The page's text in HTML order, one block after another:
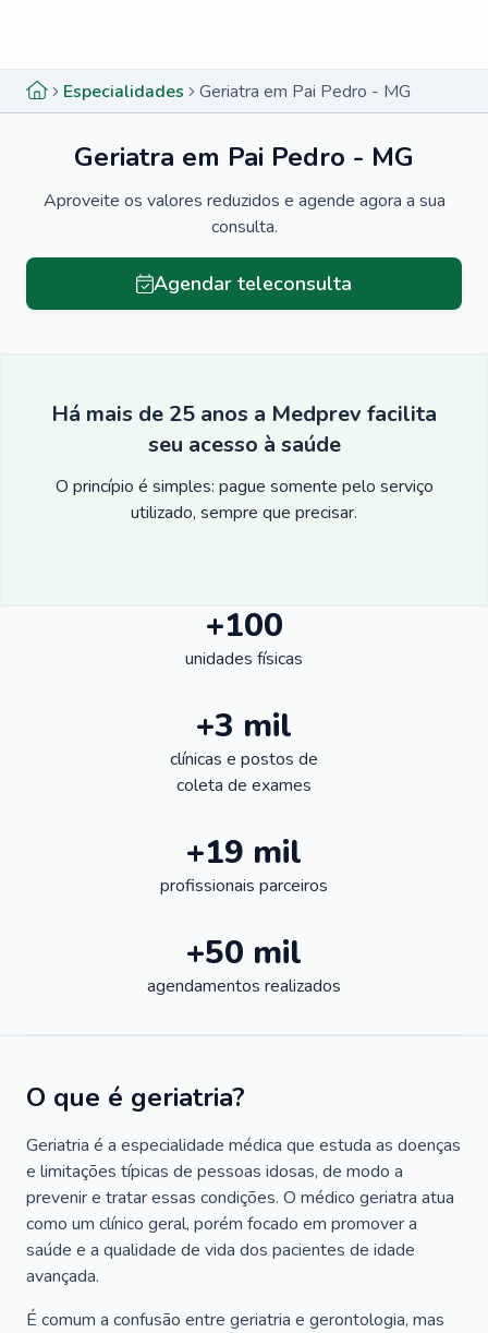
Especialidades Geriatra em Pai Pedro - MG
Geriatra em Pai Pedro - MG
Aproveite os valores reduzidos e agende agora a sua
consulta.
Agendar teleconsulta
Há mais de 25 anos a Medprev facilita
seu acesso à saúde
O princípio é simples: pague somente pelo serviço
utilizado, sempre que precisar.
+100
unidades físicas
+3 mil
clínicas e postos de
coleta de exames
+19 mil
profissionais parceiros
+50 mil
agendamentos realizados
O que é geriatria?
Geriatria é a especialidade médica que estuda as doenças
e limitações típicas de pessoas idosas, de modo a
prevenir e tratar essas condições. O médico geriatra atua
como um clínico geral, porém focado em promover a
saúde e a qualidade de vida dos pacientes de idade
avançada.
É comum a confusão entre geriatria e gerontologia, mas